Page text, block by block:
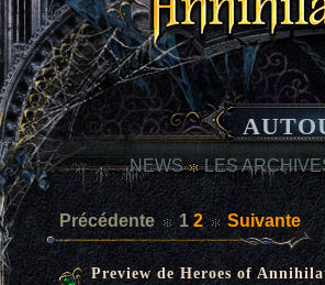
NEWS LES
Précédente 1 2 Suivante
Preview de Heroes of